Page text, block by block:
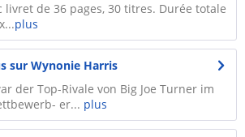
livret de 36 pages, 30 titres. Durée totale
plus
sur Wynonie Harris
der Top-Rivale von Big Joe Turner im
er... plus